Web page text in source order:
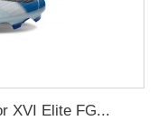
XVI Elite FG...